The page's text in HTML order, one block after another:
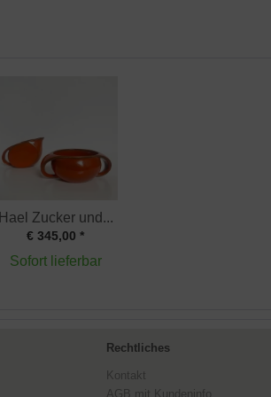
Hael Zucker und...
€ 345,00 *
Sofort lieferbar
Rechtliches
Kontakt
AGB mit Kundeninfo